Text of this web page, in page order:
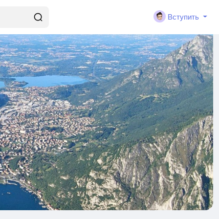
Вступить